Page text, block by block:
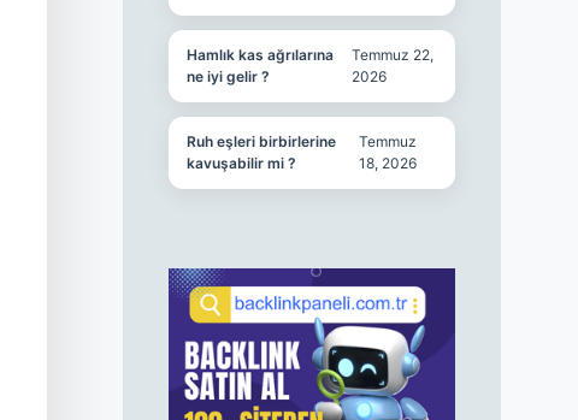
Hamlık kas ağrılarına
ne iyi gelir ?
Temmuz 22,
2026
Ruh eşleri birbirlerine
kavuşabilir mi ?
Temmuz
18, 2026